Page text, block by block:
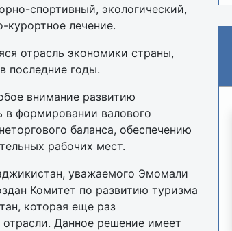
спортивный, экологический,
курортное лечение.
отрасль экономики страны,
последние годы.
внимание развитию
в формировании валового
баланса, обеспечению
рабочих мест.
уважаемого Эмомали
Комитет по развитию туризма
которая еще раз
Данное решение имеет